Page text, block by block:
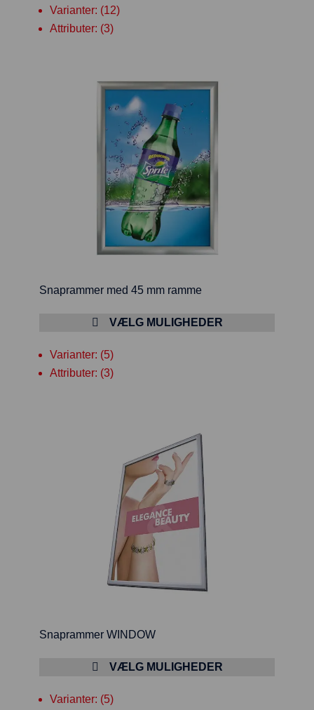
Varianter: (12)
Attributer: (3)
Snaprammer med 45 mm ramme
VÆLG MULIGHEDER
Varianter: (5)
Attributer: (3)
Snaprammer WINDOW
VÆLG MULIGHEDER
Varianter: (5)